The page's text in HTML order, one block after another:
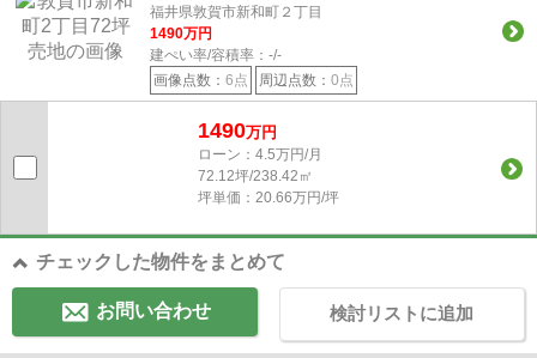
福井県敦賀市新和町２丁目
1490万円
建ぺい率/容積率： -/-
画像点数： 6点 周辺点数： 0点
1490万円
ローン：4.5万円/月
72.12坪/238.42㎡
坪単価：20.66万円/坪
チェックした物件をまとめて
お問い合わせ 検討リストに追加